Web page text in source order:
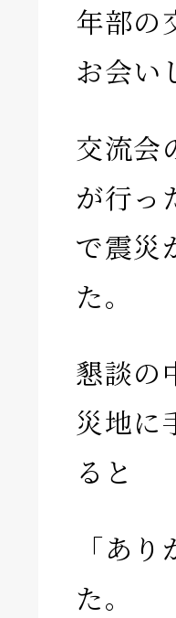
年部の
お会い
交流会
が行っ
で震災
た。
懇談の
災地に
ると
「あ
た。